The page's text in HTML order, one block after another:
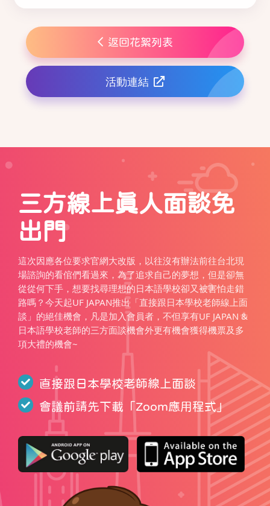
返回花絮列表
活動連結
三方線上真人面談免
出門
這次因應各位要求官網大改版，以往沒有辦法前往台北現
場諮詢的看倌們看過來，為了追求自己的夢想，但是卻無
從從何下手，想要找尋理想的日本語學校卻又被害怕走錯
路嗎？今天起UF JAPAN推出「直接跟日本學校老師線上面
談」的絕佳機會，凡是加入會員者，不但享有UF JAPAN &
日本語學校老師的三方面談機會外更有機會獲得機票及多
項大禮的機會~
直接跟日本學校老師線上面談
會議前請先下載「Zoom應用程式」